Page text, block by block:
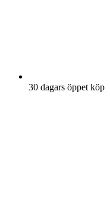
30 dagars öppet köp